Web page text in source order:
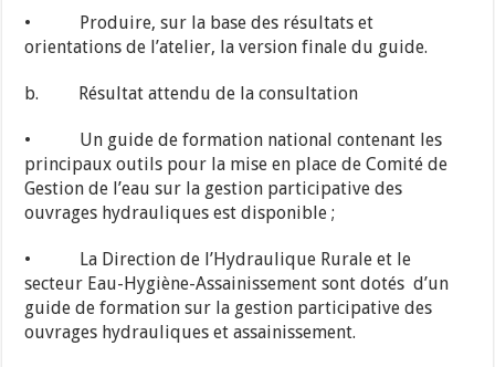
• Produire, sur la base des résultats et
orientations de l’atelier, la version finale du guide.
b. Résultat attendu de la consultation
• Un guide de formation national contenant les
principaux outils pour la mise en place de Comité de
Gestion de l’eau sur la gestion participative des
ouvrages hydrauliques est disponible ;
• La Direction de l’Hydraulique Rurale et le
secteur Eau-Hygiène-Assainissement sont dotés d’un
guide de formation sur la gestion participative des
ouvrages hydrauliques et assainissement.